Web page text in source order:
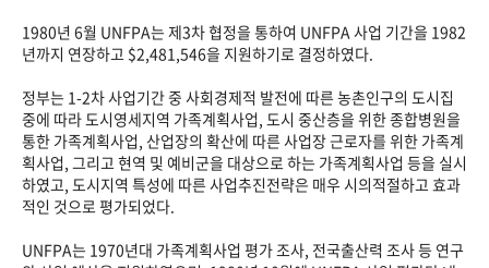
1980년 6월 UNFPA는 제3차 협정을 통하여 UNFPA 사업 기간을 1982
년까지 연장하고 $2,481,546을 지원하기로 결정하였다.
정부는 1-2차 사업기간 중 사회경제적 발전에 따른 농촌인구의 도시집
중에 따라 도시영세지역 가족계획사업, 도시 중산층을 위한 종합병원을
통한 가족계획사업, 산업장의 확산에 따른 사업장 근로자를 위한 가족계
획사업, 그리고 현역 및 예비군을 대상으로 하는 가족계획사업 등을 실시
하였고, 도시지역 특성에 따른 사업추진전략은 매우 시의적절하고 효과
적인 것으로 평가되었다.
UNFPA는 1970년대 가족계획사업 평가 조사, 전국출산력 조사 등 연구